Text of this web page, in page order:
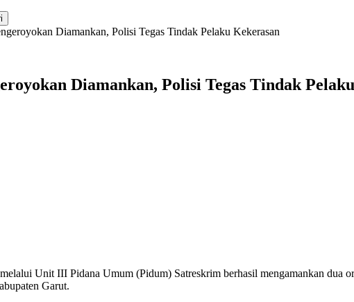
Diamankan, Polisi Tegas Tindak Pelaku Kekerasan
Diamankan, Polisi Tegas Tindak
Unit III Pidana Umum (Pidum) Satreskrim berhasil mengamankan dua
Garut.